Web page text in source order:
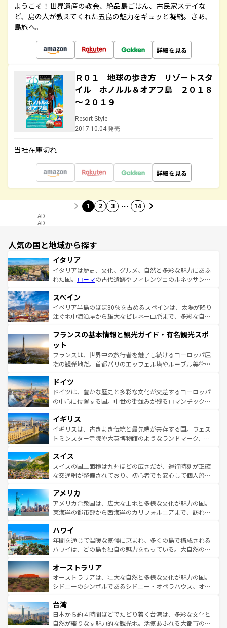
ようこそ！世界遺産の教会、絶品島ごはん、古民家ステイな
ど、島の人が教えてくれた五島の魅力をギュッと凝縮。さあ、
島旅へ。
詳細を見る
Ｒ０１ 地球の歩き方 リゾートスタ
イル ホノルル＆オアフ島 ２０１８
～２０１９
Resort Style
2017.10.04 発売
当社在庫切れ
詳細を見る
1 2 3 … 14
AD
AD
人気の国と地域から探す
イタリア
イタリアは歴史、文化、グルメ、自然と多彩な魅力にあふ
れた国。 ローマの古代遺跡やフィレンツェのルネッサンス
ろん、トスカーナの美しい田園風景やアマルフィ海岸の絶
景など、自然景観も見逃せない。観光の合間には、本場の
ピザやパスタなど、絶品のイタリア料理を堪能することも
ませてくれるイタリアで、忘れられない旅をしてみよう！
なお、新着のイタリア情報は
しい。
スペイン
イベリア半島のほぼ80％を占めるスペインは、太陽が降り
注ぐ地中海沿岸から雄大なピレネー山脈まで、多彩な自然
文化が根付くこの国では、情熱的なフラメンコ、熱気あふ
れる闘牛、そして美味しいタパスが生活の一部となってい
る。首都マドリードの洗練された雰囲気や、バルセロナの
アートに溢れた街角から、地方では古代ローマ遺跡や中世
せる。地方によって風土や気候が異なるスペインはその個
性で訪れる人を魅了する。 なお、新着のスペイン情報は コ
ンテンツ一覧を参照してほしい。
フランスの基本情報と観光ガイド・有名観光スポ
ット
フランスは、世界中の旅行者を魅了し続けるヨーロッパ屈
指の観光地だ。首都パリのエッフェル塔やルーブル美術館
で、幅広い魅力が詰まっている。華麗な宮殿、歴史的な大
聖堂、美しいビーチ、そして豊かな自然が、訪れる者を心
から魅了する。また、フランスは美食の国としても知ら
いる。シャンパンの発祥地であるランス、プロヴァンスの
香り高いラベンダー畑など、多彩な楽しみ方が可能だ。さ
らに、パリ以外の地域にも魅力が溢れており、どの街角に
れる地方に足を運ぶとそれぞれで全く異なる文化を体験で
きるだろう。 なお、新着のフランス情報はコンテンツ一覧
を参照してほしい。
ドイツ
ドイツは、豊かな歴史と多彩な文化が交差するヨーロッパ
の中心に位置する国。中世の街並みが残るロマンチック街
顔を持つこの国は、どこを歩いても飽きることがない。ベ
ルリンの文化的活気、バイエルン州のアルプスの絶景、そ
してライン川沿いのワイン畑といった風景は必見。ビール
は、お酒好きな人にはぜひ体験してほしい。 なお、新着の
ドイツ情報はコンテンツ一覧を参照してほしい。
イギリス
イギリスは、古きよき伝統と最先端が共存する国。ウェス
トミンスター寺院や大英博物館のようなランドマーク、歴
リアごとに異なる魅力がある。また、優雅なアフタヌーン
ティー、ビール好きにはたまらない英国パブ、サッカー観
戦など、本場だからこそできる体験も豊富。イギリスを旅
ンツ一覧を参照してほしい。
スイス
スイスの国土面積は九州ほどの広さだが、運行時刻が正確
な交通網が整備されており、初心者でも安心して個人旅行
の建物がそのまま残る町や、スイスならではのユニークな
博物館もあり、アルプス観光だけでなく町歩きも満喫する
ことができる。国民の所得が高いため物価も高いが、旅行
ば市内交通費無料で観光を楽しむこともできる。 なお、新
着のスイス情報はコンテンツ一覧 を参照してほしい。
アメリカ
アメリカ合衆国は、広大な土地と多様な文化が魅力の国。
東海岸の都市部から西海岸のカリフォルニアまで、訪れる
のような巨大都市は、観光、ショッピング、エンターテイ
ンメントが詰まった刺激的なスポットだ。一方、アメリカ
西部には大自然が広がり、グランドキャニオンやイエロー
部のニューオーリンズでは、音楽と美食が融合した独特の
文化が魅力。旅行者はアメリカの各地域で異なる魅力を楽
しみながら、その多様性と豊かな歴史を感じることができ
ならではの贅沢な旅のスタイルだ。 なお、新着のアメリカ
情報はコンテンツ一覧を参照してほしい。
ハワイ
年間を通じて温暖な気候に恵まれ、多くの島で構成される
ハワイは、どの島も独自の魅力をもっている。大自然の神
ワイ島は見逃せない。また、定番の観光地といえばオアフ
島だが、静かな自然を求めるならマウイ島やカウアイ島が
おすすめ。エメラルドグリーンに輝く海をはじめ、豊かな
れるおもてなしの心で訪れる人々を迎えてくれるハワイの
人々、おいしいローカルフードやハワイアンミュージッ
ク、伝統的なフラダンスなど、すべてがハワイの魅力を彩
オーストラリア
オーストラリアは、壮大な自然と多様な文化が魅力の国。
シドニーのシンボルであるシドニー・オペラハウス、オー
リアリーフや大陸中央部にそびえるウルル（エアーズロッ
ク）、タスマニアの美しい原生林やケアンズの熱帯雨林な
ど、見どころがたくさん。また、カフェやワイン、オージ
台湾
日本から約４時間ほどでたどり着く台湾は、多彩な文化と
自然が織りなす魅力的な観光地。活気あふれる大都市の台